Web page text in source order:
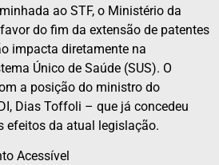
ao STF, o Ministério da
do fim da extensão de patentes
impacta diretamente na
Único de Saúde (SUS). O
a posição do ministro do
Dias Toffoli – que já concedeu
efeitos da atual legislação.
Acessível